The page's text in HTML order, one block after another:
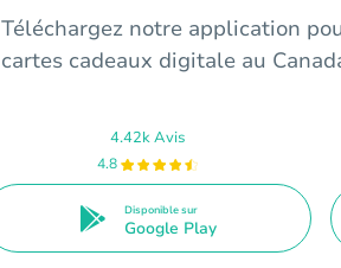
Téléchargez notre application
cartes cadeaux digitale au
4.42k Avis
4.8
Disponible sur
Google Play